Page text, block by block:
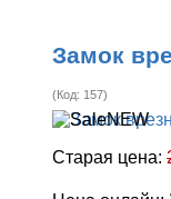
Замок
(Код: 157)
Старая цена: